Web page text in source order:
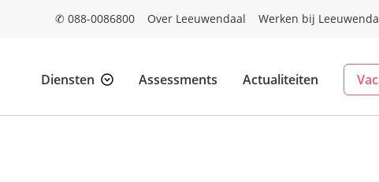
✆ 088-0086800 Over Leeuwendaal Werken bij
Diensten Assessments Actualiteiten